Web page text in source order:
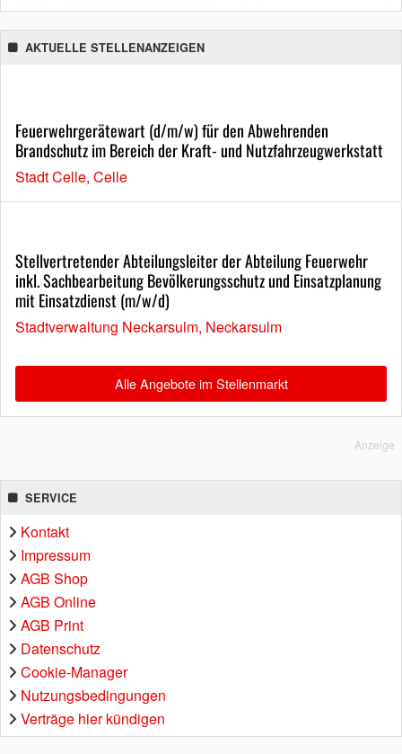
AKTUELLE STELLENANZEIGEN
Feuerwehrgerätewart (d/m/w) für den Abwehrenden
Brandschutz im Bereich der Kraft- und Nutzfahrzeugwerkstatt
Stadt Celle, Celle
Stellvertretender Abteilungsleiter der Abteilung Feuerwehr
inkl. Sachbearbeitung Bevölkerungsschutz und Einsatzplanung
mit Einsatzdienst (m/w/d)
Stadtverwaltung Neckarsulm, Neckarsulm
Alle Angebote im Stellenmarkt
Anzeige
SERVICE
Kontakt
Impressum
AGB Shop
AGB Online
AGB Print
Datenschutz
Cookie-Manager
Nutzungsbedingungen
Verträge hier kündigen